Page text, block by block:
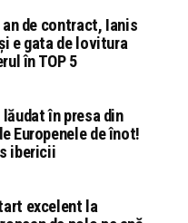
de contract, Ianis
e gata de lovitura
în TOP 5
în presa din
Europenele de înot!
ibericii
excelent la